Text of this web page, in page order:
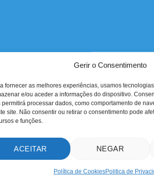
Gerir o Consentimento
fornecer as melhores experiências, usamos
e/ou aceder a informações do dispositivo.
permitirá processar dados, como comportamento de
site. Não consentir ou retirar o consentimento pode
e funções.
ACEITAR NEGAR
Política de CookiesPolitica de